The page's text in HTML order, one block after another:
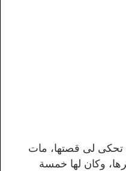
تحكى لى قصتها، مات
وكان لها خمسة